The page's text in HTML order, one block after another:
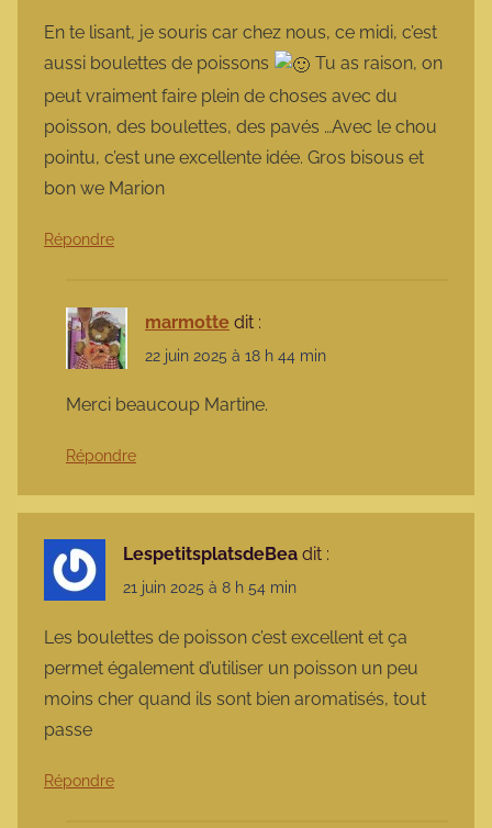
En te lisant, je souris car chez nous, ce midi, c’est
aussi boulettes de poissons
Tu as raison, on
peut vraiment faire plein de choses avec du
poisson, des boulettes, des pavés …Avec le chou
pointu, c’est une excellente idée. Gros bisous et
bon we Marion
Répondre
marmotte dit :
22 juin 2025 à 18 h 44 min
Merci beaucoup Martine.
Répondre
LespetitsplatsdeBea dit :
21 juin 2025 à 8 h 54 min
Les boulettes de poisson c’est excellent et ça
permet également d’utiliser un poisson un peu
moins cher quand ils sont bien aromatisés, tout
passe
Répondre